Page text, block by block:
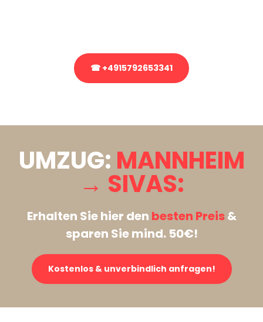
☎ +4915792653341
UMZUG: MANNHEIM
→ SIVAS:
Erhalten Sie hier den besten Preis&
sparen Sie mind. 50€!
Kostenlos & unverbindlich anfragen!